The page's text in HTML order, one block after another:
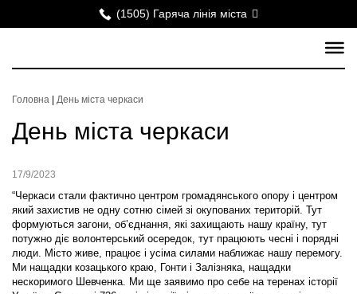
(1505) Гаряча лінія міста
Головна День міста черкаси
День міста черкаси
17/9/2023
“Черкаси стали фактично центром громадянського опору і центром
який захистив не одну сотню сімей зі окупованих територій. Тут
формуються загони, об’єднання, які захищають нашу країну, тут
потужно діє волонтерський осередок, тут працюють чесні і порядні
люди. Місто живе, працює і усіма силами наближає нашу перемогу.
Ми нащадки козацького краю, Гонти і Залізняка, нащадки
нескоримого Шевченка. Ми ще заявимо про себе на теренах історії